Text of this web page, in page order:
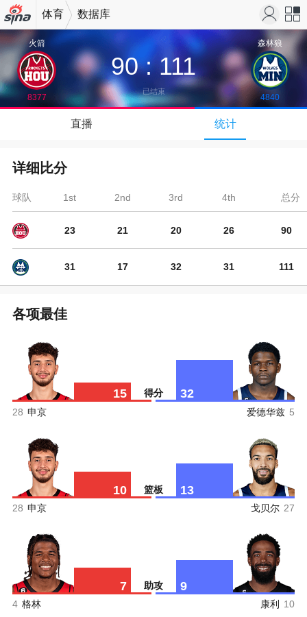
机新浪 站导
航
体育 数据库
火箭
8377
森林狼
4840
90 : 111
已结束
直播 统计
详细比分
球队 1st
23
31
2nd
21
17
3rd
20
32
4th
26
31
总分
90
111
各项最佳
15
28 申京
得分 32
爱德华兹 5
10
28 申京
篮板 13
戈贝尔 27
7
4 格林
助攻 9
康利 10